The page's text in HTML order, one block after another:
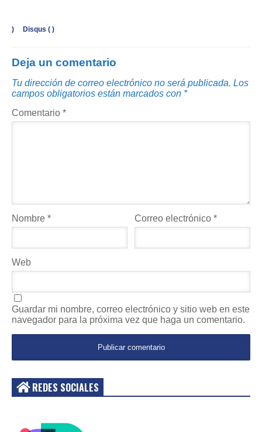
) Disqus ( )
Deja un comentario
Tu dirección de correo electrónico no será publicada. Los
campos obligatorios están marcados con *
Comentario *
Nombre * Correo electrónico*
Web
Guardar mi nombre, correo electrónico y sitio web en este
navegador para la próxima vez que haga un comentario.
REDES SOCIALES